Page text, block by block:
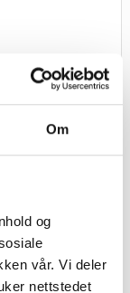
Om
og
vår. Vi deler
nettstedet